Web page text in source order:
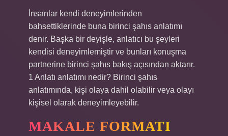
İnsanlar kendi deneyimlerinden
bahsettiklerinde buna birinci şahıs anlatımı
denir. Başka bir deyişle, anlatıcı bu şeyleri
kendisi deneyimlemiştir ve bunları konuşma
partnerine birinci şahıs bakış açısından aktarır.
1 Anlatı anlatımı nedir? Birinci şahıs
anlatımında, kişi olaya dahil olabilir veya olayı
kişisel olarak deneyimleyebilir.
MAKALE FORMATI